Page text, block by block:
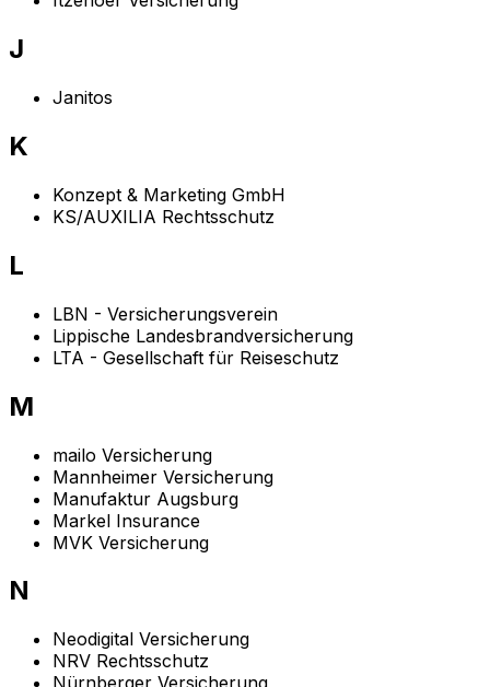
J
Janitos
K
Konzept & Marketing GmbH
KS/AUXILIA Rechtsschutz
L
LBN - Versicherungsverein
Lippische Landesbrandversicherung
LTA - Gesellschaft für Reiseschutz
M
mailo Versicherung
Mannheimer Versicherung
Manufaktur Augsburg
Markel Insurance
MVK Versicherung
N
Neodigital Versicherung
NRV Rechtsschutz